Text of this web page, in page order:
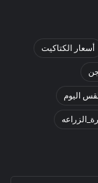
أسعار الكتاكيت
اليوم